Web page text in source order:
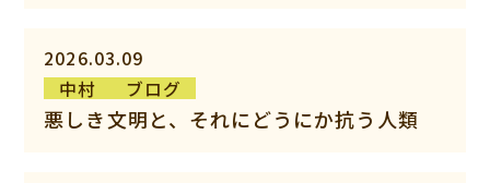
悪しき文明と、それにどうにか抗う人類
2026.03.09
中村
ブログ